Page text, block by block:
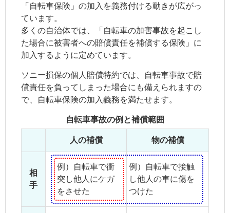
「自転車保険」の加入を義務付ける動きが広がっ
ています。
多くの自治体では、「自転車の加害事故を起こし
た場合に被害者への賠償責任を補償する保険」に
加入するように定めています。
ソニー損保の個人賠償特約では、自転車事故で賠
償責任を負ってしまった場合にも備えられますの
で、自転車保険の加入義務を満たせます。
自転車事故の例と補償範囲
人の補償 物の補償
相
手
例）自転車で衝
突し他人にケガ
をさせた
例）自転車で接触
し他人の車に傷を
つけた